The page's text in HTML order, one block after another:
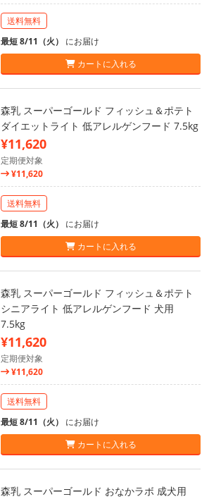
送料無料
最短 8/11（火） にお届け
カートに入れる
森乳 スーパーゴールド フィッシュ＆ポテト
ダイエットライト 低アレルゲンフード 7.5kg
¥11,620
定期便対象
¥11,620
送料無料
最短 8/11（火） にお届け
カートに入れる
森乳 スーパーゴールド フィッシュ＆ポテト
シニアライト 低アレルゲンフード 犬用
7.5kg
¥11,620
定期便対象
¥11,620
送料無料
最短 8/11（火） にお届け
カートに入れる
森乳 スーパーゴールド おなかラボ 成犬用